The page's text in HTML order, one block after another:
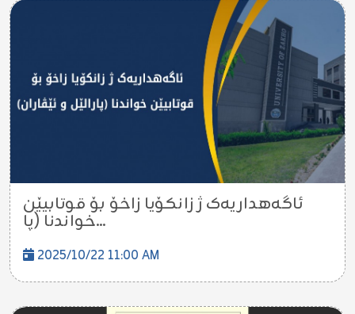
ئاگەهداریەک ژ زانکۆیا زاخۆ بۆ قوتابیێن
خواندنا (پا...
2025/10/22 11:00 AM